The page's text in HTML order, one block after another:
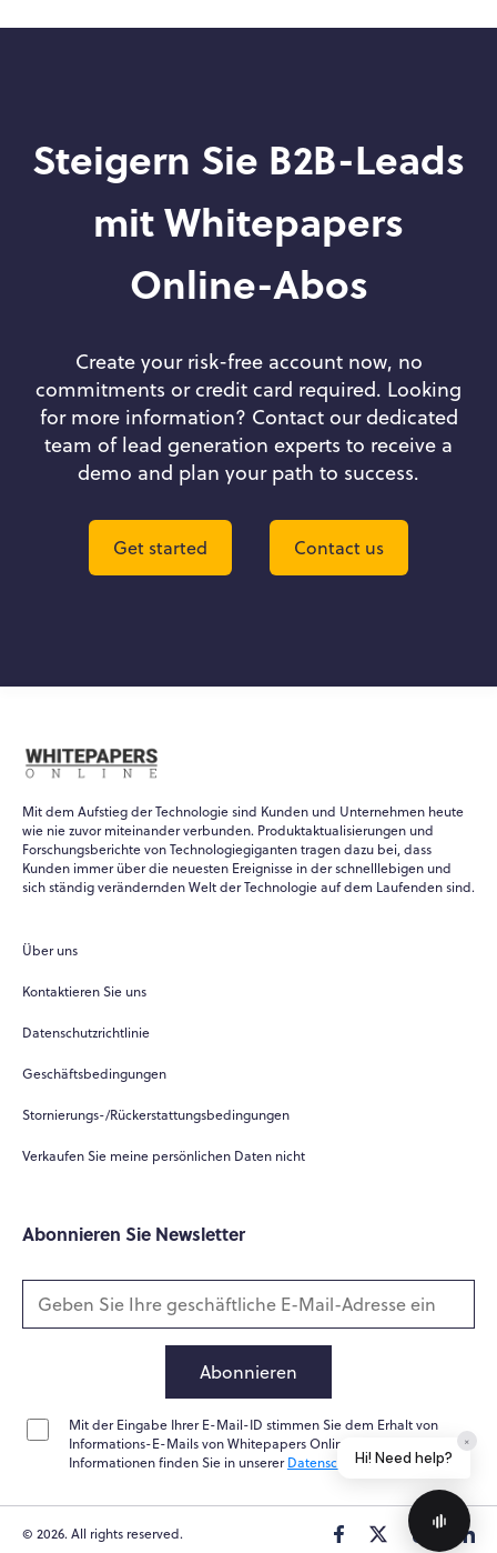
Steigern Sie B2B-Leads
mit Whitepapers
Online-Abos
Create your risk-free account now, no
commitments or credit card required. Looking
for more information? Contact our dedicated
team of lead generation experts to receive a
demo and plan your path to success.
Get started Contact us
Mit dem Aufstieg der Technologie sind Kunden und Unternehmen heute
wie nie zuvor miteinander verbunden. Produktaktualisierungen und
Forschungsberichte von Technologiegiganten tragen dazu bei, dass
Kunden immer über die neuesten Ereignisse in der schnelllebigen und
sich ständig verändernden Welt der Technologie auf dem Laufenden sind.
Über uns
Kontaktieren Sie uns
Datenschutzrichtlinie
Geschäftsbedingungen
Stornierungs-/Rückerstattungsbedingungen
Verkaufen Sie meine persönlichen Daten nicht
Abonnieren Sie Newsletter
Abonnieren
Mit der Eingabe Ihrer E-Mail-ID stimmen Sie dem Erhalt von
Informations-E-Mails von Whitepapers Online zu. Weitere
Informationen finden Sie in unsererDatenschutzrichtlinie
© 2026. All rights reserved.
Hi! Need help?
×